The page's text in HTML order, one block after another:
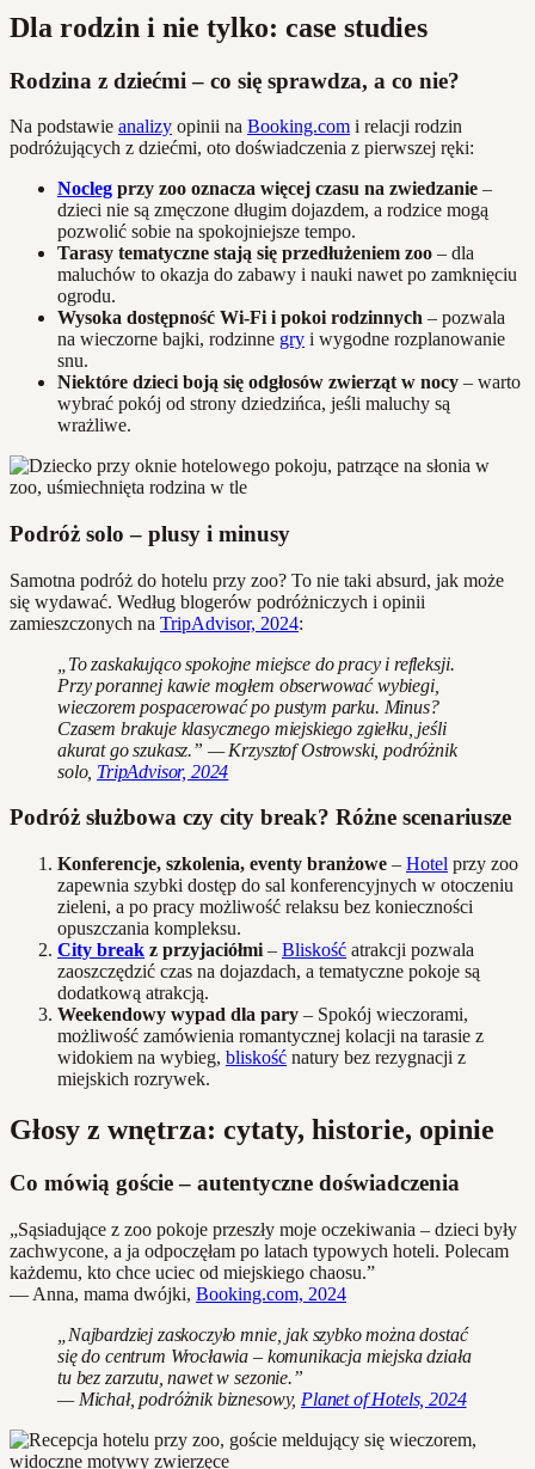
Dla rodzin i nie tylko: case studies
Rodzina z dziećmi – co się sprawdza, a co nie?
Na podstawie analizy opinii na Booking.com i relacji rodzin
podróżujących z dziećmi, oto doświadczenia z pierwszej ręki:
Nocleg przy zoo oznacza więcej czasu na zwiedzanie –
dzieci nie są zmęczone długim dojazdem, a rodzice mogą
pozwolić sobie na spokojniejsze tempo.
Tarasy tematyczne stają się przedłużeniem zoo – dla
maluchów to okazja do zabawy i nauki nawet po zamknięciu
ogrodu.
Wysoka dostępność Wi-Fi i pokoi rodzinnych – pozwala
na wieczorne bajki, rodzinne gry i wygodne rozplanowanie
snu.
Niektóre dzieci boją się odgłosów zwierząt w nocy – warto
wybrać pokój od strony dziedzińca, jeśli maluchy są
wrażliwe.
Podróż solo – plusy i minusy
Samotna podróż do hotelu przy zoo? To nie taki absurd, jak może
się wydawać. Według blogerów podróżniczych i opinii
zamieszczonych na TripAdvisor, 2024:
„To zaskakująco spokojne miejsce do pracy i refleksji.
Przy porannej kawie mogłem obserwować wybiegi,
wieczorem pospacerować po pustym parku. Minus?
Czasem brakuje klasycznego miejskiego zgiełku, jeśli
akurat go szukasz.” — Krzysztof Ostrowski, podróżnik
solo, TripAdvisor, 2024
Podróż służbowa czy city break? Różne scenariusze
Konferencje, szkolenia, eventy branżowe – Hotel przy zoo
zapewnia szybki dostęp do sal konferencyjnych w otoczeniu
zieleni, a po pracy możliwość relaksu bez konieczności
opuszczania kompleksu.
City break z przyjaciółmi – Bliskość atrakcji pozwala
zaoszczędzić czas na dojazdach, a tematyczne pokoje są
dodatkową atrakcją.
Weekendowy wypad dla pary – Spokój wieczorami,
możliwość zamówienia romantycznej kolacji na tarasie z
widokiem na wybieg, bliskość natury bez rezygnacji z
miejskich rozrywek.
Głosy z wnętrza: cytaty, historie, opinie
Co mówią goście – autentyczne doświadczenia
„Sąsiadujące z zoo pokoje przeszły moje oczekiwania – dzieci były
zachwycone, a ja odpoczęłam po latach typowych hoteli. Polecam
każdemu, kto chce uciec od miejskiego chaosu.”
— Anna, mama dwójki, Booking.com, 2024
„Najbardziej zaskoczyło mnie, jak szybko można dostać
się do centrum Wrocławia – komunikacja miejska działa
tu bez zarzutu, nawet w sezonie.”
— Michał, podróżnik biznesowy, Planet of Hotels, 2024